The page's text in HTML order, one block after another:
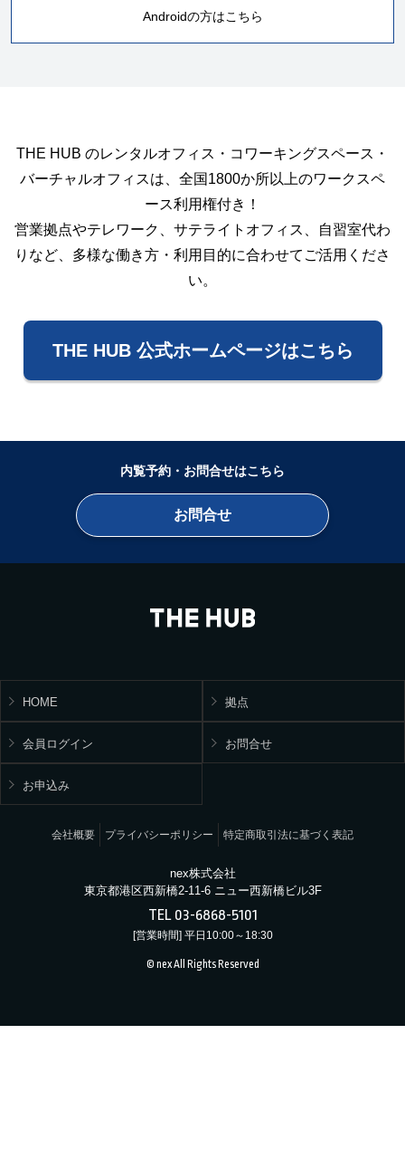
Androidの方はこちら
THE HUB のレンタルオフィス・コワーキングスペース・
バーチャルオフィスは、全国1800か所以上のワークスペ
ース利用権付き！
営業拠点やテレワーク、サテライトオフィス、自習室代わ
りなど、多様な働き方・利用目的に合わせてご活用くださ
い。
THE HUB 公式ホームページはこちら
内覧予約・お問合せはこちら
お問合せ
HOME 拠点
会員ログイン お問合せ
お申込み
会社概要 プライバシーポリシー 特定商取引法に基づく表記
nex株式会社
東京都港区西新橋2-11-6 ニュー西新橋ビル3F
TEL 03-6868-5101
[営業時間] 平日10:00～18:30
© nex All Rights Reserved